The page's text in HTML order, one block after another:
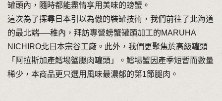
罐頭內，隨時都能盡情享用美味的螃蟹。
這次為了探尋日本引以為傲的裝罐技術，我們前往了北海道
的最北端──稚內，拜訪專營螃蟹罐頭加工的MARUHA
NICHIRO北日本宗谷工廠。此外，我們更聚焦於高級罐頭
「阿拉斯加產鱈場蟹腿肉罐頭」。鱈場蟹因產季短暫而數量
稀少，本商品更只選用風味最濃郁的第1節腿肉。